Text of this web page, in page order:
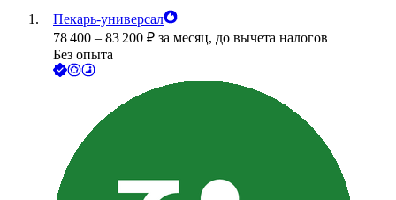
Пекарь-универсал
78 400 – 83 200 ₽ за месяц, до вычета налогов
Без опыта